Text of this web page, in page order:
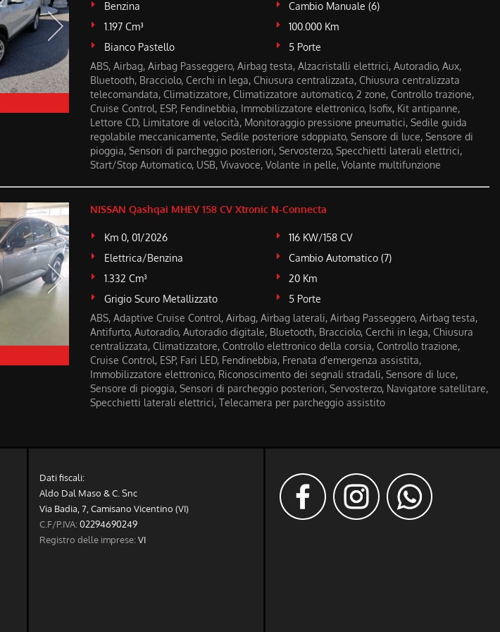
Benzina
Cambio Manuale (6)
1.197 Cm³
100.000 Km
Bianco Pastello
5 Porte
ABS, Airbag, Airbag Passeggero, Airbag testa, Alzacristalli elettrici, Autoradio, Aux,
Bluetooth, Bracciolo, Cerchi in lega, Chiusura centralizzata, Chiusura centralizzata
telecomandata, Climatizzatore, Climatizzatore automatico, 2 zone, Controllo trazione,
Cruise Control, ESP, Fendinebbia, Immobilizzatore elettronico, Isofix, Kit antipanne,
Lettore CD, Limitatore di velocità, Monitoraggio pressione pneumatici, Sedile guida
regolabile meccanicamente, Sedile posteriore sdoppiato, Sensore di luce, Sensore di
pioggia, Sensori di parcheggio posteriori, Servosterzo, Specchietti laterali elettrici,
Start/Stop Automatico, USB, Vivavoce, Volante in pelle, Volante multifunzione
NISSAN Qashqai MHEV 158 CV Xtronic N-Connecta
Km 0, 01/2026
116 KW/158 CV
Elettrica/Benzina
Cambio Automatico (7)
1.332 Cm³
20 Km
Grigio Scuro Metallizzato
5 Porte
ABS, Adaptive Cruise Control, Airbag, Airbag laterali, Airbag Passeggero, Airbag testa,
Antifurto, Autoradio, Autoradio digitale, Bluetooth, Bracciolo, Cerchi in lega, Chiusura
centralizzata, Climatizzatore, Controllo elettronico della corsia, Controllo trazione,
Cruise Control, ESP, Fari LED, Fendinebbia, Frenata d'emergenza assistita,
Immobilizzatore elettronico, Riconoscimento dei segnali stradali, Sensore di luce,
Sensore di pioggia, Sensori di parcheggio posteriori, Servosterzo, Navigatore satellitare,
Specchietti laterali elettrici, Telecamera per parcheggio assistito
Dati fiscali:
Aldo Dal Maso & C. Snc
Via Badia, 7, Camisano Vicentino (VI)
C.F/P.IVA:02294690249
Registro delle imprese:VI